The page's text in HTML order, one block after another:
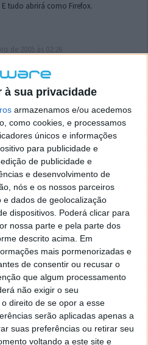
à sua privacidade
armazenamos e/ou acedemos
como cookies, e processamos
únicos e informações
para publicidade e
de publicidade e
e desenvolvimento de
nós e os nossos parceiros
dados de geolocalização
dispositivos. Poderá clicar para
nossa parte e pela parte dos
descrito acima. Em
mais pormenorizadas e
de consentir ou recusar o
que algum processamento
não exigir o seu
direito de se opor a esse
serão aplicadas apenas a
suas preferências ou retirar seu
voltando a este site e
tudo abrirá como Firefox.
se encontra la nada k me permita por
predefenido
Ja percorri o painel
na tentativa de forçar o uso do
te lembres de outra dica fico
obrigado a mesma
de 2005 às 01:39
Seja como for segue por mail
te falei. Faz da seguinte maneira,
dessa janela com o botão direito do
Depois no separador Menu ‘Iniciar’
aí encontrarás no separador